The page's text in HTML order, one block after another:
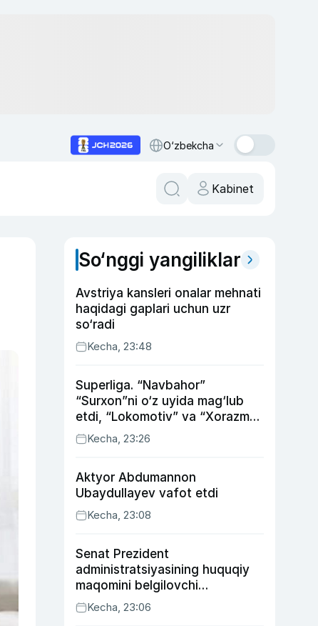
O‘zbekcha
Kabinet
So‘nggi yangiliklar
Avstriya kansleri onalar mehnati
haqidagi gaplari uchun uzr
so‘radi
Kecha, 23:48
Superliga. “Navbahor”
“Surxon”ni o‘z uyida mag‘lub
etdi, “Lokomotiv” va “Xorazm”
uyda g‘alaba qozondi
Kecha, 23:26
Aktyor Abdu­mannon
Ubaydullayev vafot etdi
Kecha, 23:08
Senat Prezident
administratsiyasining huquqiy
maqomini belgilovchi
konstitutsiyaviy qonunni
ma’qulladi
Kecha, 23:06